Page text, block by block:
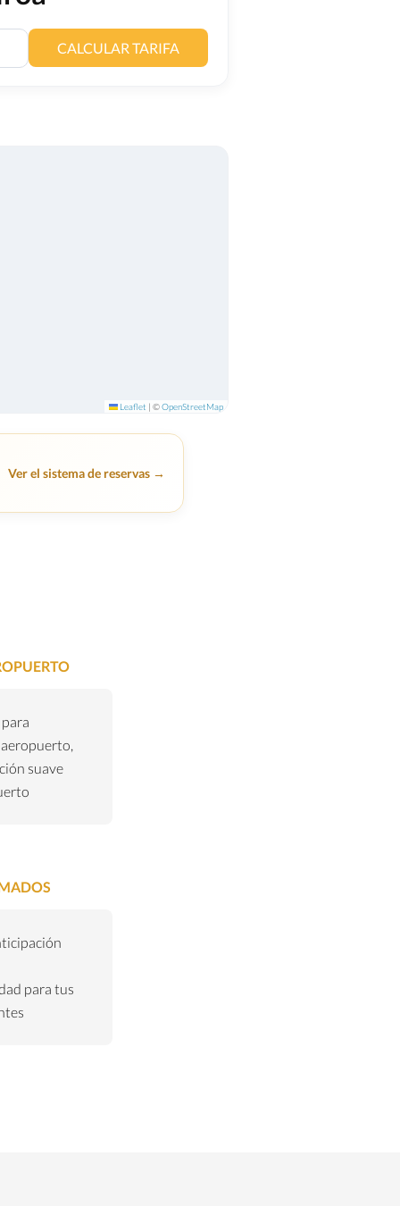
CALCULAR TARIFA
Leaflet | ©OpenStreetMap
Ver el sistema de reservas →
suave
para tus